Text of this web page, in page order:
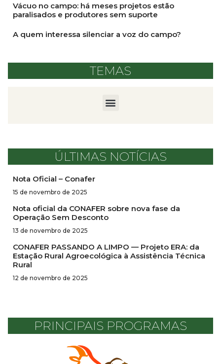
Vácuo no campo: há meses projetos estão
paralisados e produtores sem suporte
A quem interessa silenciar a voz do campo?
TEMAS
ÚLTIMAS NOTÍCIAS
Nota Oficial – Conafer
15 de novembro de 2025
Nota oficial da CONAFER sobre nova fase da
Operação Sem Desconto
13 de novembro de 2025
CONAFER PASSANDO A LIMPO — Projeto ERA: da
Estação Rural Agroecológica à Assistência Técnica
Rural
12 de novembro de 2025
PRINCIPAIS PROGRAMAS